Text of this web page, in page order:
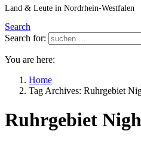
Land & Leute in Nordrhein-Westfalen
Search
Search for:
You are here:
Home
Tag Archives: Ruhrgebiet
Ruhrgebiet